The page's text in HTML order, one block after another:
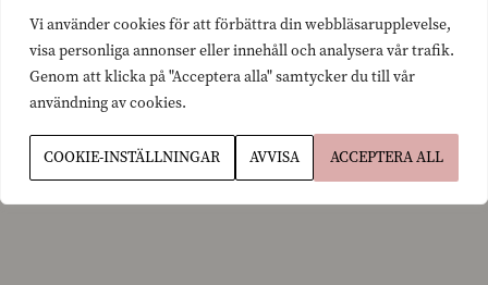
Vi använder cookies för att förbättra din webbläsarupplevelse,
visa personliga annonser eller innehåll och analysera vår trafik.
Genom att klicka på "Acceptera alla" samtycker du till vår
användning av cookies.
COOKIE-INSTÄLLNINGAR AVVISA ACCEPTERA ALL